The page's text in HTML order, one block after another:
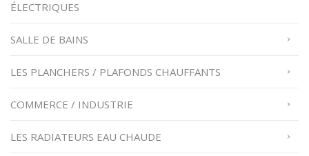
ÉLECTRIQUES
SALLE DE BAINS
LES PLANCHERS / PLAFONDS CHAUFFANTS
COMMERCE / INDUSTRIE
LES RADIATEURS EAU CHAUDE